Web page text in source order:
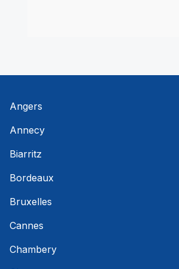
Angers
Annecy
Biarritz
Bordeaux
Bruxelles
Cannes
Chambery